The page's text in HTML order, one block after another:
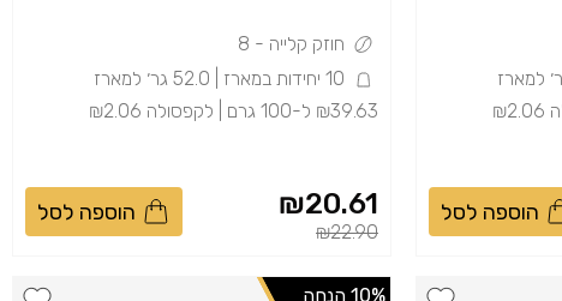
הוספה לסל
חוזק קלייה - 8
₪39.63 ל-100 גרם | לקפסולה ₪2.06
Price reduced from
₪22.90
to
₪20.61 הוספה לסל
10% הנחה